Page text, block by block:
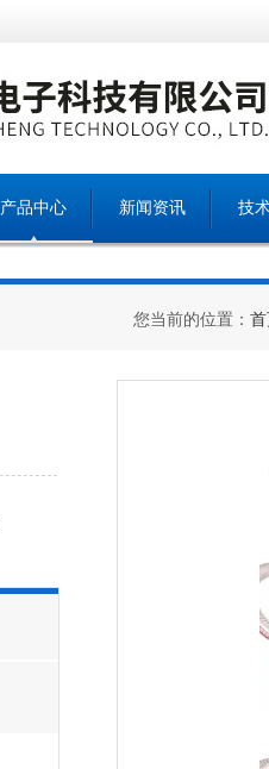
产品中心 新闻资讯 技
您当前的位置：